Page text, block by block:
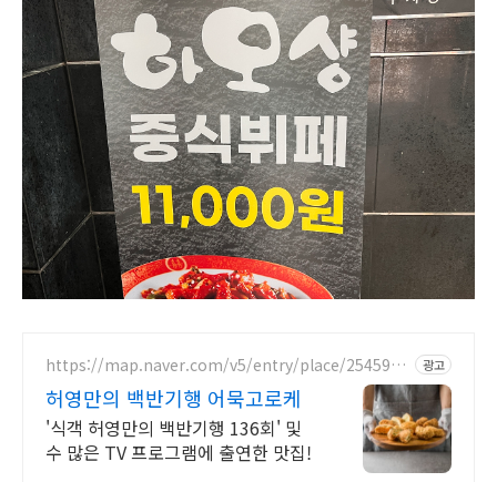
https://map.naver.com/v5/entry/place/2545980
광고
허영만의 백반기행 어묵고로케
'식객 허영만의 백반기행 136회' 및
수 많은 TV 프로그램에 출연한 맛집!